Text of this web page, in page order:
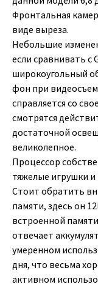
Фронтальная
виде выреза.
Небольшие
если сравнивать с
широкоугольный
фон при
справляется со
смотрятся
достаточной
великолепное.
Процессор
тяжелые игрушки и
Стоит обратить
памяти, здесь он
встроенной
отвечает
умеренном
дня, что весьма
активном